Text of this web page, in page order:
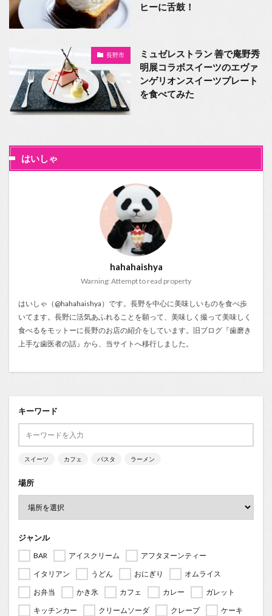
ヒーに舌鼓！
長野市
ミュゼレストラン 善で庵野秀
明展コラボスイーツのエヴァ
ンゲリオンスイーツプレート
を食べてみた
はいしゃ
hahahaishya
Warning: Attempt to read property
はいしゃ（@hahahaishya）です。長野を中心に美味しいものを食べ歩
いてます。長野に活気あふれることを願って、美味しく撮って美味しく
食べるをモットーに長野のお店の紹介をしています。旧ブログ『歯磨き
上手な歯医者の話』から、当サイトへ移行しました。
キーワード
スイーツ カフェ パスタ ラーメン
場所
ジャンル
BAR アイスクリーム
アフタヌーンティー
イタリアン
うどん おにぎり
オムライス
お弁当
かき氷 カフェ カレー
ガレット
キッチンカー
クリームソーダ クレープ
ケーキ